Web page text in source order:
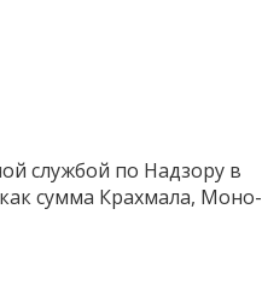
службой по Надзору в
сумма Крахмала, Моно-